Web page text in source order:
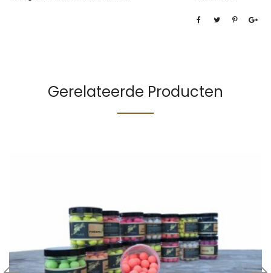
Gerelateerde Producten